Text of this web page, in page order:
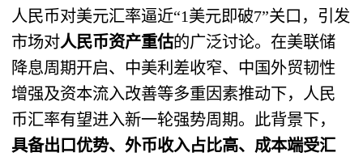
人民币对美元汇率逼近“1美元即破7”关口，引发
市场对人民币资产重估的广泛讨论。在美联储
降息周期开启、中美利差收窄、中国外贸韧性
增强及资本流入改善等多重因素推动下，人民
币汇率有望进入新一轮强势周期。此背景下，
具备出口优势、外币收入占比高、成本端受汇